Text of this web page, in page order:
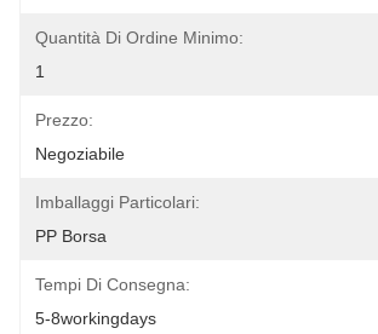
Quantità Di Ordine Minimo:
1
Prezzo:
Negoziabile
Imballaggi Particolari:
PP Borsa
Tempi Di Consegna:
5-8workingdays